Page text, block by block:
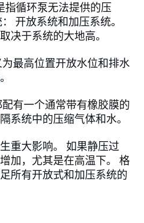
指循环泵无法提供的压
开放系统和加压系统。
决于系统的大地高。
最高位置开放水位和排水
有一个通常带有橡胶膜的
系统中的压缩气体和水。
重大影响。 如果静压过
加，尤其是在高温下。 格
所有开放式和加压系统的